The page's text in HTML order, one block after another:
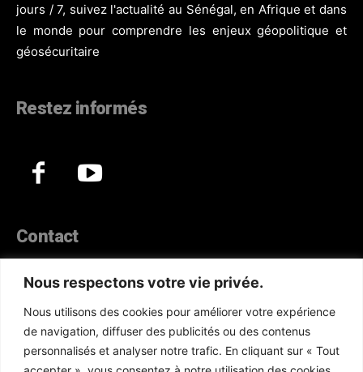
Nous respectons votre vie privée.
Nous utilisons des cookies pour améliorer votre expérience
de navigation, diffuser des publicités ou des contenus
personnalisés et analyser notre trafic. En cliquant sur « Tout
jours / 7, suivez l'actualité au Sénégal, en Afrique et dans
le monde pour comprendre les enjeux géopolitique et
géosécuritaire
Restez informés
Contact
Téléphone :(+221) 70 330 86 87‬
WhatsApp : (+33) 6 52 17 85 46
E-mail : redaction@atlanticactu.com
E-mail : commercial@atlanticactu.com